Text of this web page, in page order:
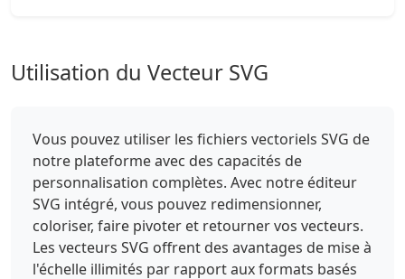
Utilisation du Vecteur SVG
Vous pouvez utiliser les fichiers vectoriels SVG de
notre plateforme avec des capacités de
personnalisation complètes. Avec notre éditeur
SVG intégré, vous pouvez redimensionner,
coloriser, faire pivoter et retourner vos vecteurs.
Les vecteurs SVG offrent des avantages de mise à
l'échelle illimités par rapport aux formats basés